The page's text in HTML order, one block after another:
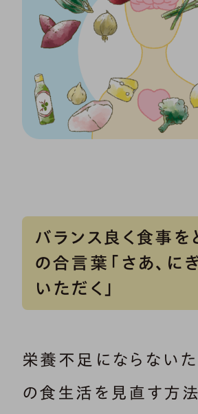
バランス良く食事を
の合言葉「さあ、に
いただく」
栄養不足にならないた
の食生活を見直す方